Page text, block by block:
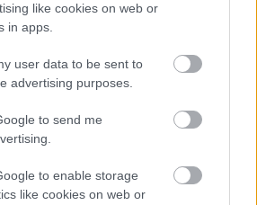
like cookies on web or
in apps.
user data to be sent to
advertising purposes.
to send me
to enable storage
like cookies on web or